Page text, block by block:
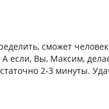
сможет
А если, Вы, Максим,
2-3 минуты.